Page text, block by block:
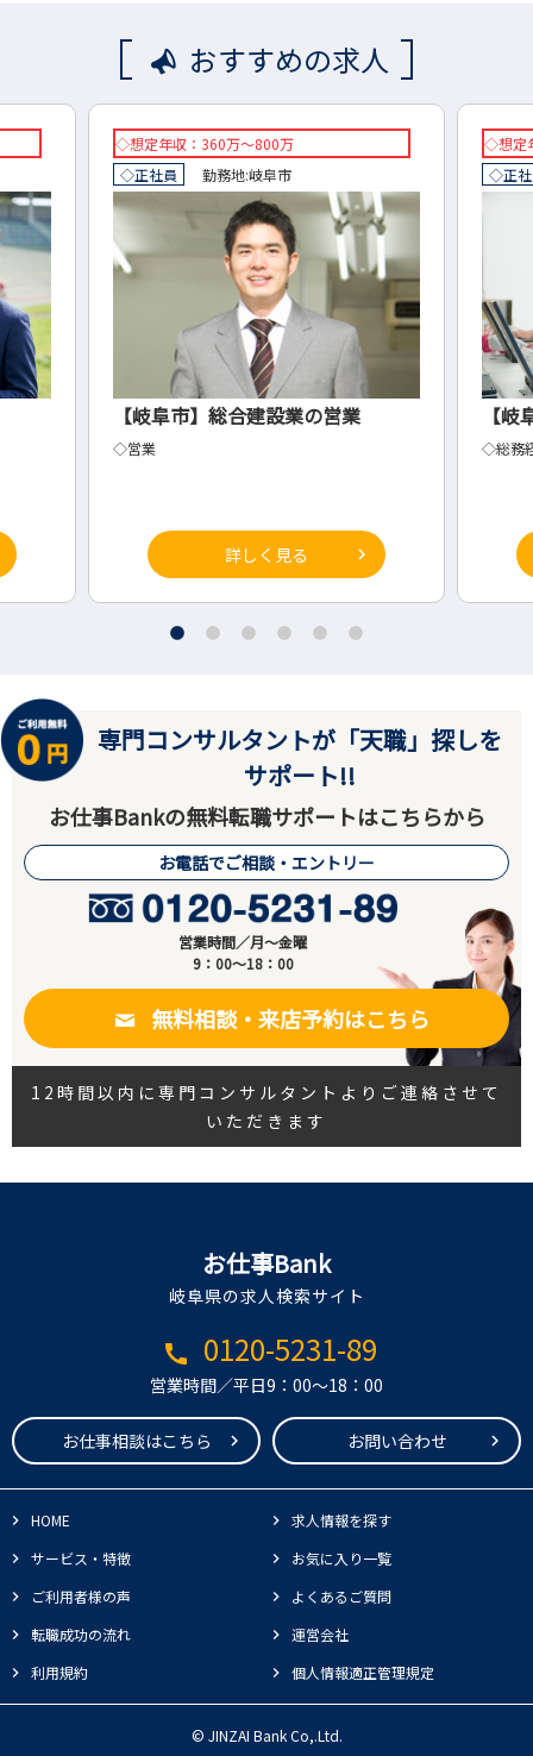
おすすめの求人
◇想定年収：360万～800万
◇正社員
勤務地:岐阜市
【岐阜市】総合建設業の営業
◇営業
詳しく見る
◇想定
◇正
【
◇総務
専門コンサルタントが「天職」探しを
サポート!!
お仕事Bankの無料転職サポートはこちらから
お電話でご相談・エントリー
営業時間／月～金曜
9：00～18：00
無料相談・来店予約はこちら
12時間以内に専門コンサルタントよりご連絡させて
いただきます
お仕事Bank
岐阜県の求人検索サイト
call 0120-5231-89
営業時間／平日9：00～18：00
お仕事相談はこちら お問い合わせ
HOME
求人情報を探す
サービス・特徴
お気に入り一覧
ご利用者様の声
よくあるご質問
転職成功の流れ
運営会社
利用規約
個人情報適正管理規定
© JINZAI Bank Co,.Ltd.